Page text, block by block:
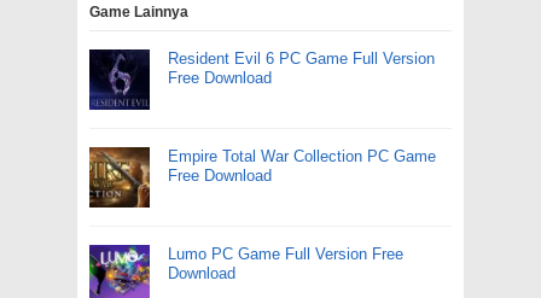
Game Lainnya
Resident Evil 6 PC Game Full Version
Free Download
Empire Total War Collection PC Game
Free Download
Lumo PC Game Full Version Free
Download